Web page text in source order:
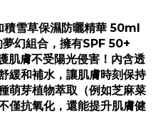
雪草保濕防曬精華 50ml
幻組合，擁有SPF 50+
肌膚不受陽光侵害！內含透
緩和補水，讓肌膚時刻保持
萌芽植物萃取（例如芝麻菜
僅抗氧化，還能提升肌膚健